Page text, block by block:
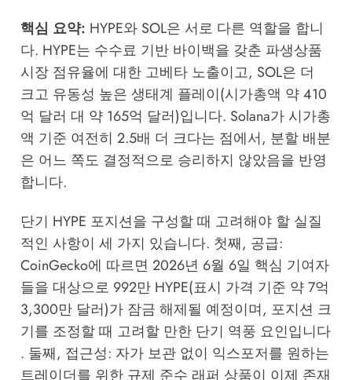
핵심 요약: HYPE와 SOL은 서로 다른 역할을 합니
다. HYPE는 수수료 기반 바이백을 갖춘 파생상품
시장 점유율에 대한 고베타 노출이고, SOL은 더
크고 유동성 높은 생태계 플레이(시가총액 약 410
억 달러 대 약 165억 달러)입니다. Solana가 시가총
액 기준 여전히 2.5배 더 크다는 점에서, 분할 배분
은 어느 쪽도 결정적으로 승리하지 않았음을 반영
합니다.
단기 HYPE 포지션을 구성할 때 고려해야 할 실질
적인 사항이 세 가지 있습니다. 첫째, 공급:
CoinGecko에 따르면 2026년 6월 6일 핵심 기여자
들을 대상으로 992만 HYPE(표시 가격 기준 약 7억
3,300만 달러)가 잠금 해제될 예정이며, 포지션 크
기를 조정할 때 고려할 만한 단기 역풍 요인입니다
. 둘째, 접근성: 자가 보관 없이 익스포저를 원하는
트레이더를 위한 규제 준수 래퍼 상품이 이제 존재